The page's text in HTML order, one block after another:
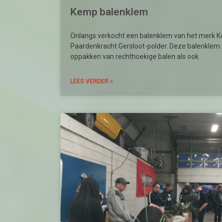
Kemp balenklem
Onlangs verkocht een balenklem van het merk
Paardenkracht Gersloot-polder. Deze
oppakken van rechthoekige balen als ook
LEES VERDER »